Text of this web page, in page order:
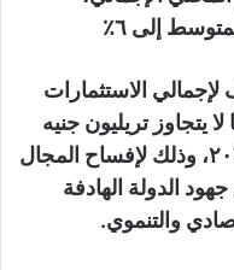
إلى ٦٪
الاستثمارات
لا يتجاوز تريليون جنيه
في العام المالي المقبل ٢٠٢٤/ ٢٠٢٥، وذلك لإفساح المجال
الدولة الهادفة
والتنموي.